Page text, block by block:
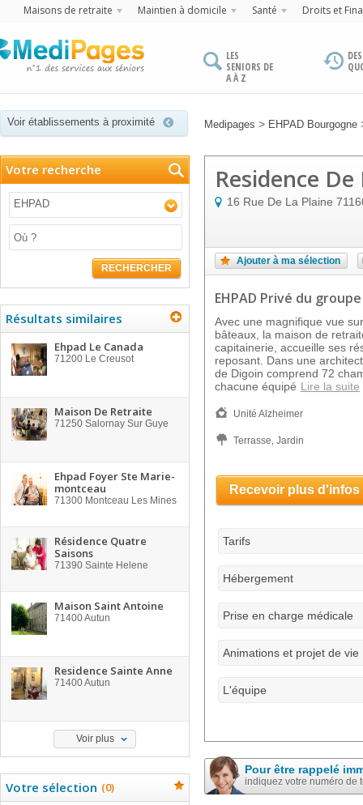
Maisons de retraite Maintien à domicile Santé Droits et
LES
SENIORS DE
A À Z
Voir établissements à proximité Medipages > EHPAD Bourgogne
Votre recherche
EHPAD
RECHERCHER
Résultats similaires
Ehpad Le Canada
71200 Le Creusot
Maison De Retraite
71250 Salornay Sur Guye
Ehpad Foyer Ste Marie-
montceau
71300 Montceau Les Mines
Résidence Quatre
Saisons
71390 Sainte Helene
Maison Saint Antoine
71400Autun
Residence Sainte Anne
71400Autun
Voir plus
Votre sélection (0)
Residence
16 Rue De La Plaine
Ajouter à ma sélection
EHPAD Privé du groupe
Avec une magnifique vue
bâteaux, la maison de
capitainerie, accueille ses
reposant. Dans une
de Digoin comprend 72
chacune équipé Lire la suite
Unité Alzheimer
Terrasse, Jardin
Recevoir plus d'infos
Tarifs
Hébergement
Prise en charge médicale
Animations et projet de vie
L'équipe
Pour être rappelé
indiquez votre numéro de